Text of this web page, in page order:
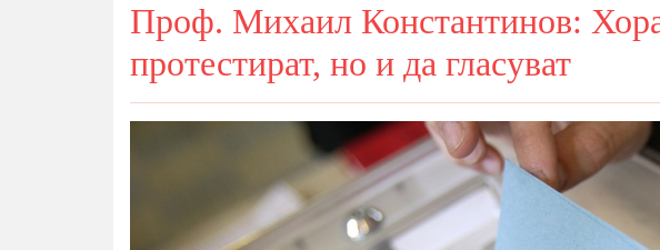
Проф. Михаил Константинов:
протестират, но и да гласуват